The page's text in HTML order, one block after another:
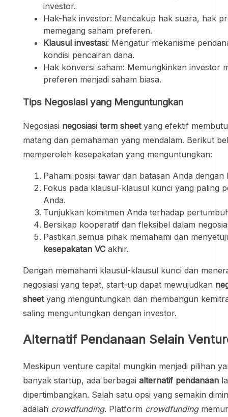
investor.
Hak-hak investor: Mencakup hak suara, hak
memegang saham preferen.
Klausul investasi: Mengatur mekanisme
kondisi pencairan dana.
Hak konversi saham: Memungkinkan investor
preferen menjadi saham biasa.
Tips Negosiasi yang Menguntungkan
Negosiasi negosiasi term sheetyang efektif
matang dan pemahaman yang mendalam. Berikut
memperoleh kesepakatan yang menguntungkan:
Pahami posisi tawar dan batasan Anda dengan
Fokus pada klausul-klausul kunci yang paling
Anda.
Tunjukkan komitmen Anda terhadap
Bersikap kooperatif dan fleksibel dalam
Pastikan semua pihak memahami dan
kesepakatan VC akhir.
Dengan memahami klausul-klausul kunci dan
negosiasi yang tepat, start-up dapat mewujudkan
sheetyang menguntungkan dan membangun
saling menguntungkan dengan investor.
Alternatif Pendanaan Selain
Meskipun venture capital mungkin menjadi pilihan
banyak startup, ada berbagai alternatif pendanaan
dipertimbangkan. Salah satu opsi yang semakin
adalah crowdfunding. Platform crowdfunding